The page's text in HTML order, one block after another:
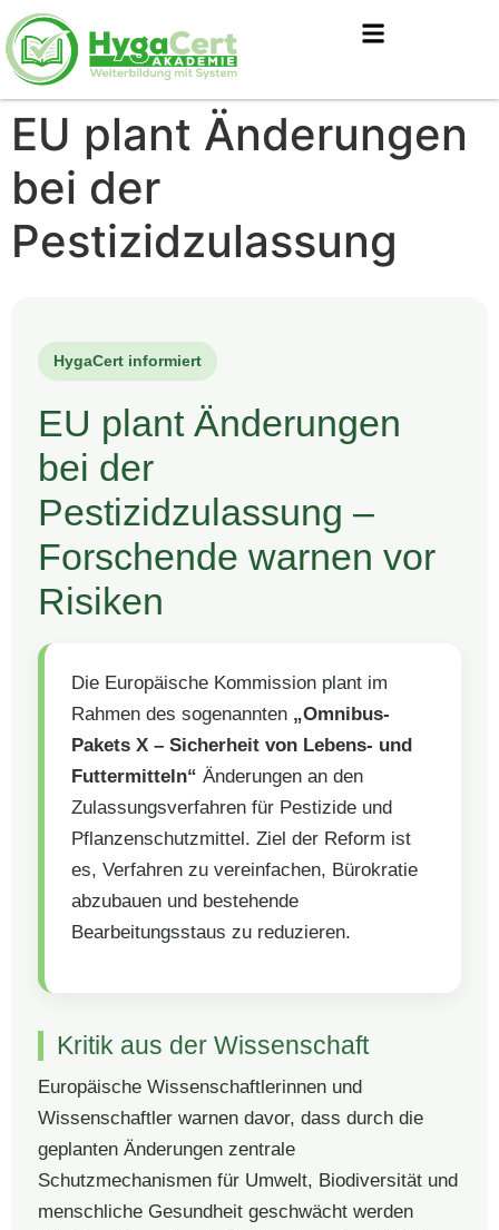
EU plant Änderungen
bei der
Pestizidzulassung
HygaCert informiert
EU plant Änderungen
bei der
Pestizidzulassung –
Forschende warnen vor
Risiken
Die Europäische Kommission plant im
Rahmen des sogenannten „Omnibus-
Pakets X – Sicherheit von Lebens- und
Futtermitteln“ Änderungen an den
Zulassungsverfahren für Pestizide und
Pflanzenschutzmittel. Ziel der Reform ist
es, Verfahren zu vereinfachen, Bürokratie
abzubauen und bestehende
Bearbeitungsstaus zu reduzieren.
Kritik aus der Wissenschaft
Europäische Wissenschaftlerinnen und
Wissenschaftler warnen davor, dass durch die
geplanten Änderungen zentrale
Schutzmechanismen für Umwelt, Biodiversität und
menschliche Gesundheit geschwächt werden